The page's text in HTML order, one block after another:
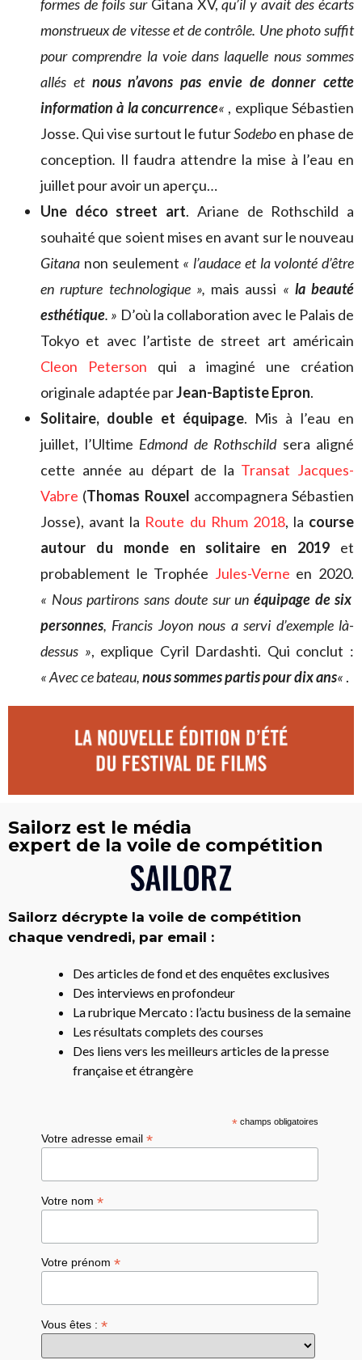
formes de foils sur Gitana XV, qu’il y avait des écarts
monstrueux de vitesse et de contrôle. Une photo suffit
pour comprendre la voie dans laquelle nous sommes
allés et nous n’avons pas envie de donner cette
information à la concurrence« , explique Sébastien
Josse. Qui vise surtout le futurSodeboen phase de
conception. Il faudra attendre la mise à l’eau en
juillet pour avoir un aperçu…
Une déco street art. Ariane de Rothschild a
souhaité que soient mises en avant sur le nouveau
Gitana non seulement « l’audace et la volonté d’être
en rupture technologique », mais aussi « la beauté
esthétique. » D’où la collaboration avec le Palais de
Tokyo et avec l’artiste de street art américain
Cleon Peterson qui a imaginé une création
originale adaptée parJean-Baptiste Epron.
Solitaire, double et équipage. Mis à l’eau en
juillet, l’Ultime Edmond de Rothschildsera aligné
cette année au départ de la Transat Jacques-
Vabre (Thomas Rouxel accompagnera Sébastien
Josse), avant la Route du Rhum 2018, la course
autour du monde en solitaire en 2019 et
probablement le Trophée Jules-Verne en 2020.
« Nous partirons sans doute sur un équipage de six
personnes, Francis Joyon nous a servi d’exemple là-
dessus », explique Cyril Dardashti. Qui conclut :
« Avec ce bateau,nous sommes partis pour dix ans« .
Sailorz est le média
expert de la voile de compétition
Sailorz décrypte la voile de compétition
chaque vendredi, par email :
Des articles de fond et des enquêtes exclusives
Des interviews en profondeur
La rubrique Mercato : l’actu business de la semaine
Les résultats complets des courses
Des liens vers les meilleurs articles de la presse
française et étrangère
*champs obligatoires
Votre adresse email*
Votre nom*
Votre prénom*
Vous êtes :*